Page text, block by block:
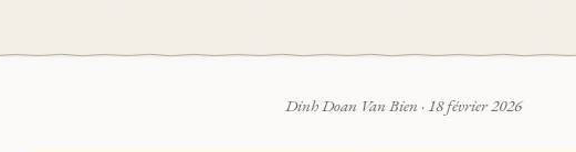
Dinh Doan Van Bien ·18 février 2026